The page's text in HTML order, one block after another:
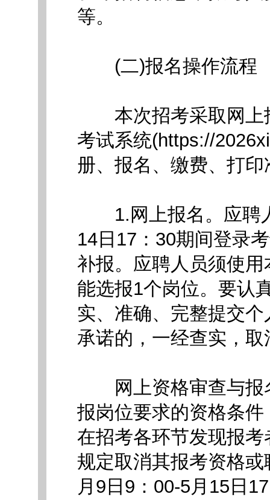
等。
(二)报名操作流程
本次招考采取网上
考试系统(https://
册、报名、缴费、打
1.网上报名。应聘
14日17：30期间登录
补报。应聘人员须使
能选报1个岗位。要认
实、准确、完整提交
承诺的，一经查实，
网上资格审查与报
报岗位要求的资格条
在招考各环节发现报
规定取消其报考资格
月9日9：00-5月15日